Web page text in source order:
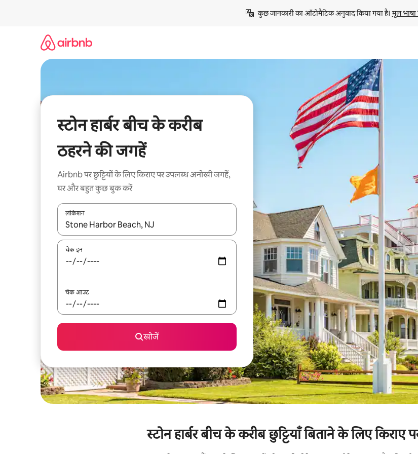
कुछ जानकारी का ऑटोमैटिक अनुवाद किया गया है। मूल भाषा
स्टोन हार्बर बीच के करीब
ठहरने की जगहें
Airbnb पर छुट्टियों के लिए किराए पर उपलब्ध अनोखी जगहें,
घर और बहुत कुछ बुक करें
लोकेशन
नतीजों के उपलब्ध होने पर, अप और डाउन 'ऐरो की' का इस्तेमाल करके नेविगेट करें या टच या फिर स्वाइप जेस्चर का इस्तेमाल करके
चेक इन
चेक आउट
खोजें
स्टोन हार्बर बीच के करीब छुट्टियाँ बिताने के लिए